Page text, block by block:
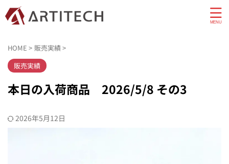
HOME > 販売実績>
販売実績
本日の入荷商品 2026/5/8 その3
2026年5月12日